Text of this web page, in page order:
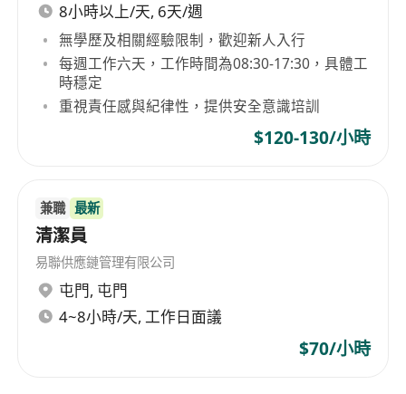
8小時以上/天, 6天/週
無學歷及相關經驗限制，歡迎新人入行
每週工作六天，工作時間為08:30-17:30，具體工
時穩定
重視責任感與紀律性，提供安全意識培訓
$120-130/小時
兼職 最新
清潔員
易聯供應鏈管理有限公司
屯門, 屯門
4~8小時/天, 工作日面議
$70/小時